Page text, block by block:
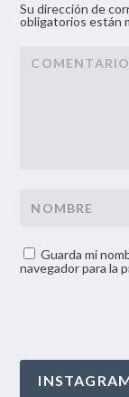
Su dirección de
obligatorios están
Guarda mi
navegador para la